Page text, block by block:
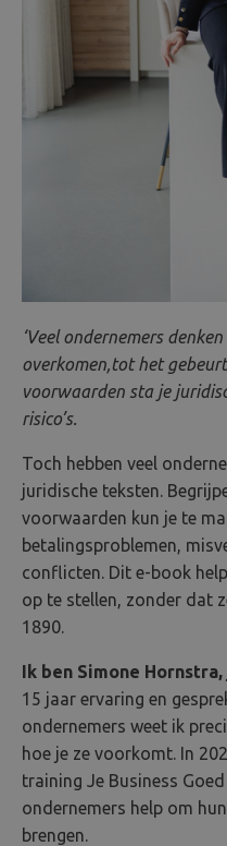
‘Veel ondernemers
overkomen,tot het
voorwaarden sta je
risico’s.
Toch hebben veel
juridische teksten.
voorwaarden kun je te
betalingsproblemen,
conflicten. Dit e-book
op te stellen, zonder dat
1890.
Ik ben Simone
15 jaar ervaring en
ondernemers weet ik
hoe je ze voorkomt. In
training Je Business
ondernemers help om
brengen.